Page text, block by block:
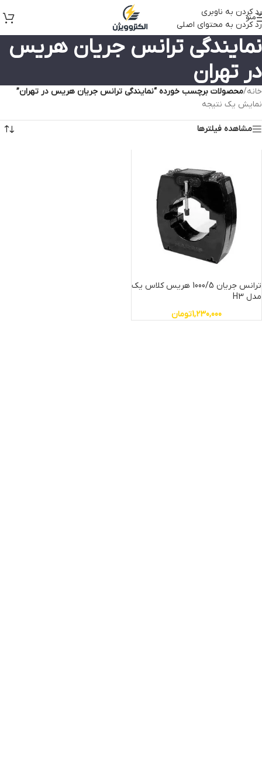
رد کردن به ناوبری
رد کردن به محتوای اصلی
منو
نمایندگی ترانس جریان هریس
در تهران
خانه/محصولات برچسب خورده “نمایندگی ترانس جریان هریس در تهران”
نمایش یک نتیجه
مشاهده فیلترها
ترانس جریان 1000/5 هریس کلاس یک
مدل H3
1,230,000تومان